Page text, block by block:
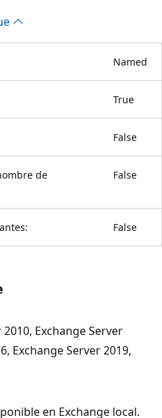
Named
True
False
de
False
False
Exchange Server
Exchange Server 2019,
en Exchange local.